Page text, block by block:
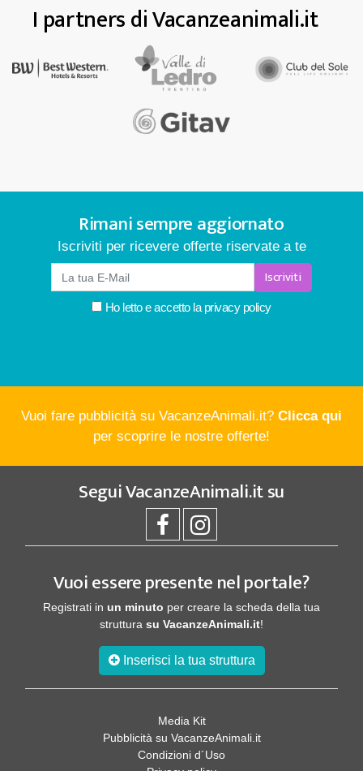
I partners di Vacanzeanimali.it
Rimani sempre aggiornato
Iscriviti per ricevere offerte riservate a te
Iscriviti
Ho letto e accetto laprivacy policy
Vuoi fare pubblicità su VacanzeAnimali.it? Clicca qui
per scoprire le nostre offerte!
SeguiVacanzeAnimali.itsu
Vuoi essere presente nel portale?
Registrati in un minuto per creare la scheda della tua
struttura su VacanzeAnimali.it!
Inserisci la tua struttura
Media Kit
Pubblicità su VacanzeAnimali.it
Condizioni d´Uso